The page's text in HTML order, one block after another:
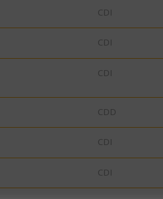
CDI
CDI
CDI
CDD
CDI
CDI